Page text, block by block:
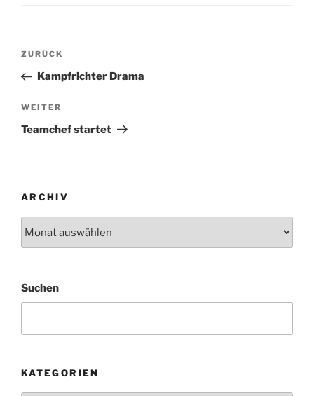
Beitragsnavigation
Vorheriger
Beitrag
ZURÜCK
Kampfrichter Drama
Nächster
Beitrag
WEITER
Teamchef startet
ARCHIV
Suchen
KATEGORIEN